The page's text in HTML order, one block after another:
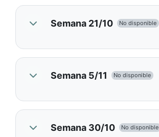
Semana 21/10 No disponible
Semana 5/11 No disponible
Semana 30/10 No disponible